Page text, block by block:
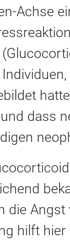
Achse
dass
die
hilft